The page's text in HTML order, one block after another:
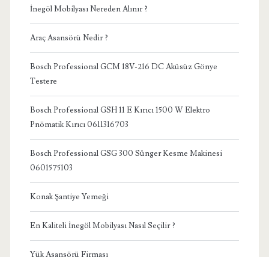
İnegöl Mobilyası Nereden Alınır ?
Araç Asansörü Nedir ?
Bosch Professional GCM 18V-216 DC Aküsüz Gönye
Testere
Bosch Professional GSH 11 E Kırıcı 1500 W Elektro
Pnömatik Kırıcı 0611316703
Bosch Professional GSG 300 Sünger Kesme Makinesi
0601575103
Konak Şantiye Yemeği
En Kaliteli İnegöl Mobilyası Nasıl Seçilir ?
Yük Asansörü Firması